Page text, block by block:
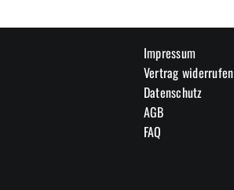
Impressum
Vertrag widerrufen
Datenschutz
AGB
FAQ